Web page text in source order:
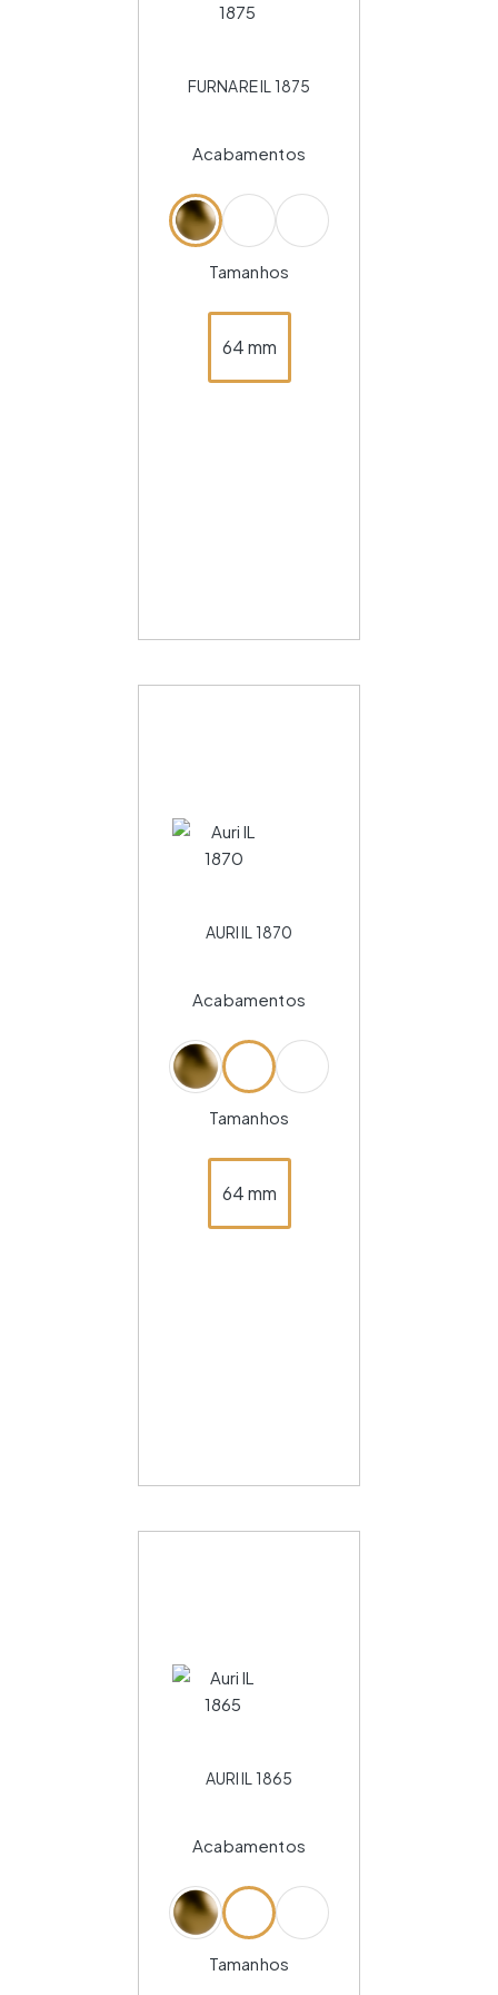
FURNARE IL 1875
Acabamentos
Tamanhos
64 mm
AURI IL 1870
Acabamentos
Tamanhos
64 mm
AURI IL 1865
Acabamentos
Tamanhos